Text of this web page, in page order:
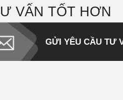
VẤN TỐT HƠN
GỬI YÊU CẦU TƯ